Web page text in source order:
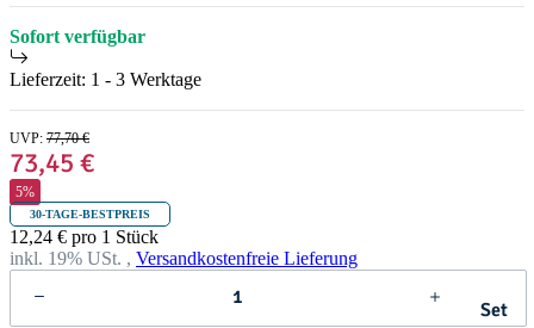
Sofort verfügbar
Lieferzeit: 1 - 3 Werktage
UVP: 77,70 €
73,45 €
5%
30-TAGE-BESTPREIS
12,24 € pro 1 Stück
inkl. 19% USt. , Versandkostenfreie Lieferung
Set